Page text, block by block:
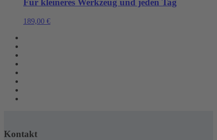
Für kleineres Werkzeug und jeden Tag
189,00 €
Kontakt